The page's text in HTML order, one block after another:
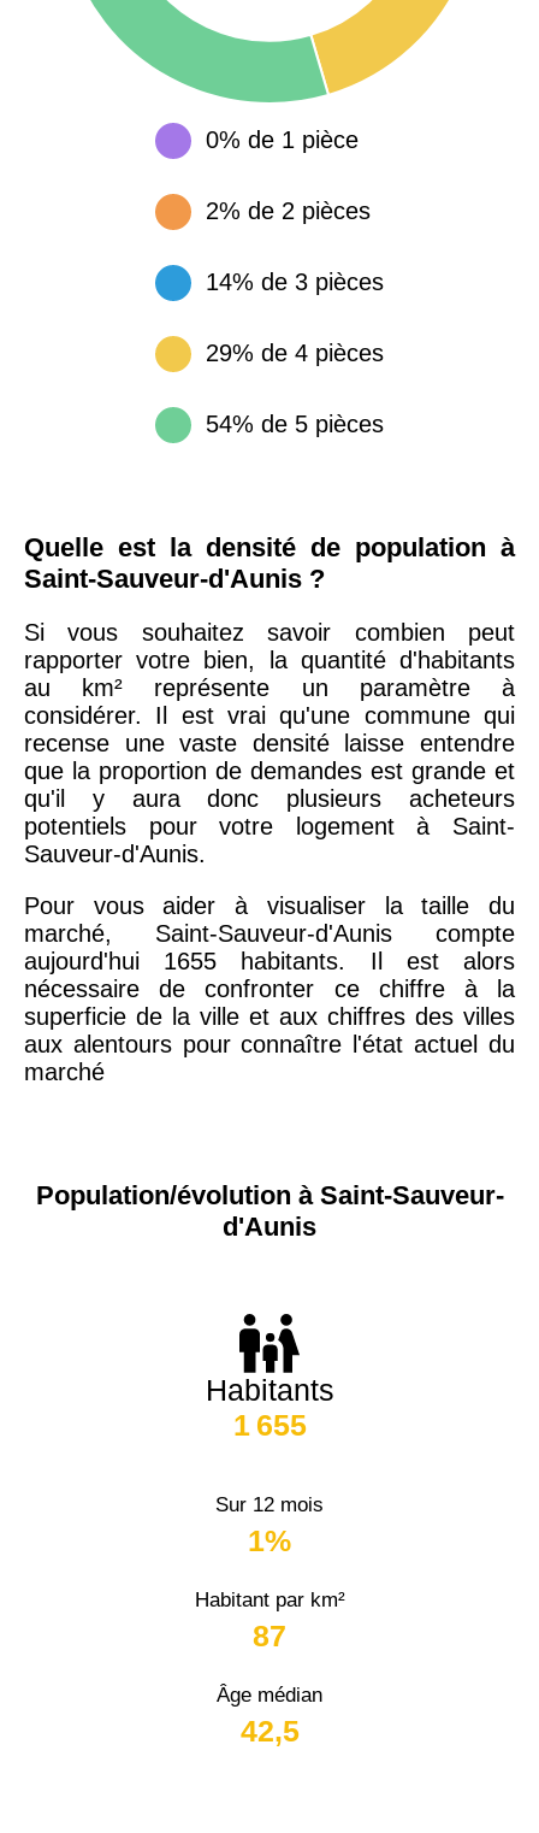
0% de 1 pièce
2% de 2 pièces
14% de 3 pièces
29% de 4 pièces
54% de 5 pièces
Quelle est la densité de population à
Saint-Sauveur-d'Aunis ?
Si vous souhaitez savoir combien peut
rapporter votre bien, la quantité d'habitants
au km² représente un paramètre à
considérer. Il est vrai qu'une commune qui
recense une vaste densité laisse entendre
que la proportion de demandes est grande et
qu'il y aura donc plusieurs acheteurs
potentiels pour votre logement à Saint-
Sauveur-d'Aunis.
Pour vous aider à visualiser la taille du
marché, Saint-Sauveur-d'Aunis compte
aujourd'hui 1655 habitants. Il est alors
nécessaire de confronter ce chiffre à la
superficie de la ville et aux chiffres des villes
aux alentours pour connaître l'état actuel du
marché
Population/évolution à Saint-Sauveur-
d'Aunis
Habitants
1 655
Sur 12 mois
1%
Habitant par km²
87
Âge médian
42,5